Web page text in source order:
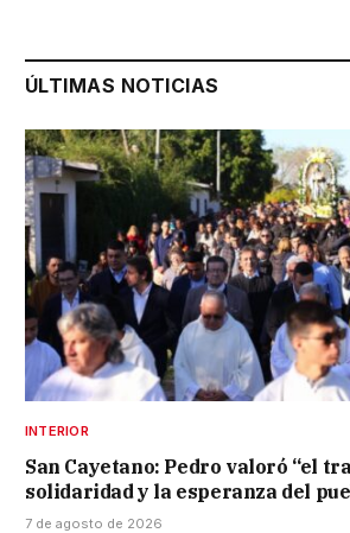
ÚLTIMAS NOTICIAS
INTERIOR
San Cayetano: Pedro valoró “el
solidaridad y la esperanza del
7 de agosto de 2026